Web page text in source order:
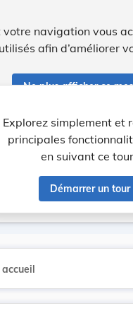
votre navigation vous
afin d’améliorer
Ne plus afficher ce
account_circle help
Explorez simplement et
principales
en suivant ce
Démarrer un
Luxembourg